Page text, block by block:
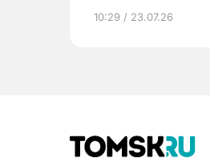
10:29 / 23.07.26